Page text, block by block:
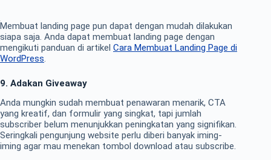
Membuat landing page pun dapat dengan mudah dilakukan
siapa saja. Anda dapat membuat landing page dengan
mengikuti panduan di artikel Cara Membuat Landing Page di
WordPress.
9. Adakan Giveaway
Anda mungkin sudah membuat penawaran menarik, CTA
yang kreatif, dan formulir yang singkat, tapi jumlah
subscriber belum menunjukkan peningkatan yang signifikan.
Seringkali pengunjung website perlu diberi banyak iming-
iming agar mau menekan tombol download atau subscribe.